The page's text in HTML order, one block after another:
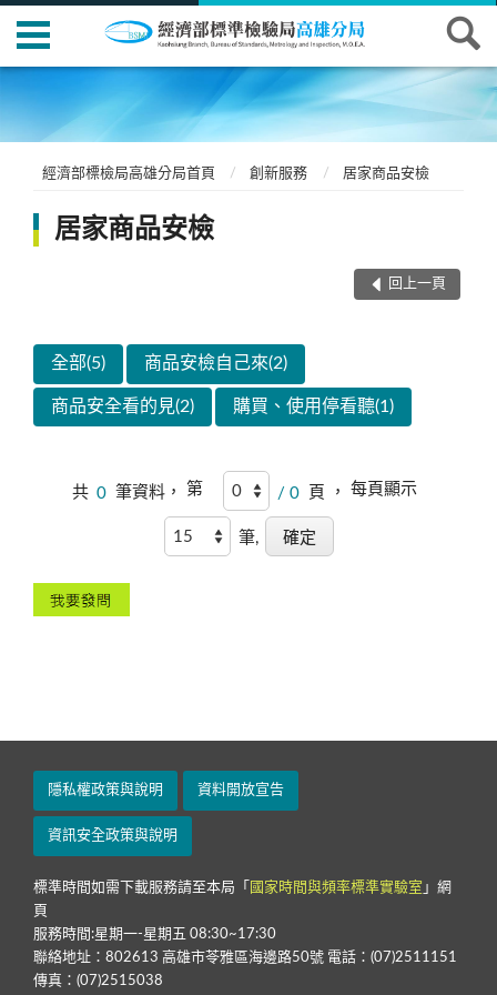
經濟部標檢局高雄分局首頁 創新服務 居家商品安檢
居家商品安檢
回上一頁
全部(5) 商品安檢自己來(2)
商品安全看的見(2) 購買、使用停看聽(1)
共 0 筆資料， 第 / 0 頁 ， 每頁顯示
筆,
隱私權政策與說明 資料開放宣告
資訊安全政策與說明
標準時間如需下載服務請至本局「 國家時間與頻率標準實驗室 」網
頁
服務時間:星期一-星期五 08:30~17:30
聯絡地址：802613 高雄市苓雅區海邊路50號 電話：(07)2511151
傳真：(07)2515038